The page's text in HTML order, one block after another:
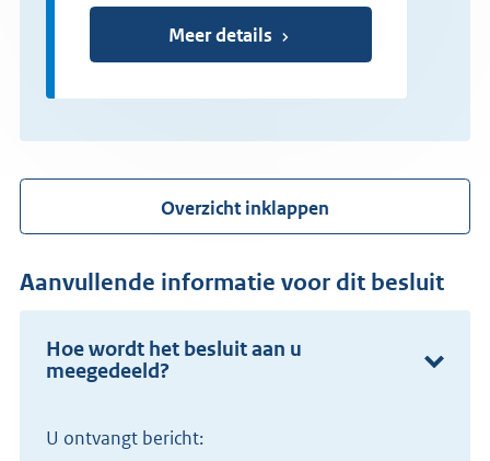
Meer details
Overzicht inklappen
Aanvullende informatie voor dit besluit
Hoe wordt het besluit aan u
meegedeeld?
U ontvangt bericht: